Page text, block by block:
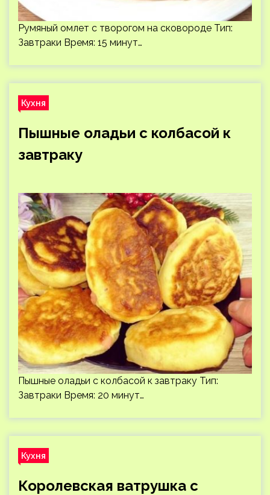
Румяный омлет с творогом на сковороде Тип:
Завтраки Время: 15 минут…
Кухня
Пышные оладьи с колбасой к
завтраку
Пышные оладьи с колбасой к завтраку Тип:
Завтраки Время: 20 минут…
Кухня
Королевская ватрушка с